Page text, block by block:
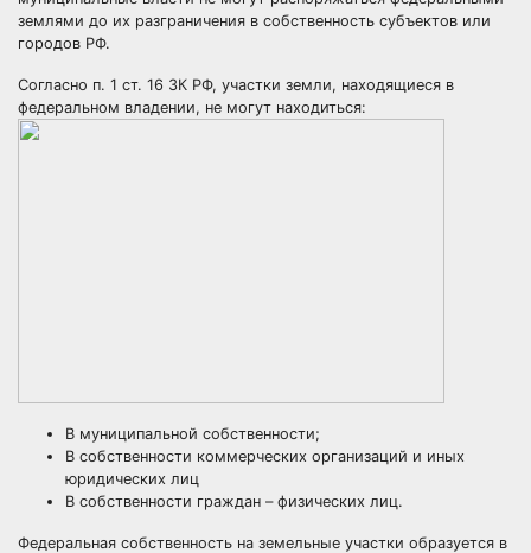
землями до их разграничения в собственность субъектов или
городов РФ.
Согласно п. 1 ст. 16 ЗК РФ, участки земли, находящиеся в
федеральном владении, не могут находиться:
В муниципальной собственности;
В собственности коммерческих организаций и иных
юридических лиц
В собственности граждан – физических лиц.
Федеральная собственность на земельные участки образуется в